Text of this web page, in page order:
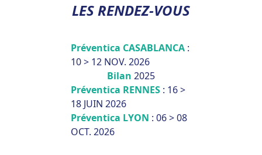
LES RENDEZ-VOUS
Préventica CASABLANCA :
10 > 12 NOV. 2026
Bilan 2025
Préventica RENNES : 16 >
18 JUIN 2026
Préventica LYON : 06 > 08
OCT. 2026